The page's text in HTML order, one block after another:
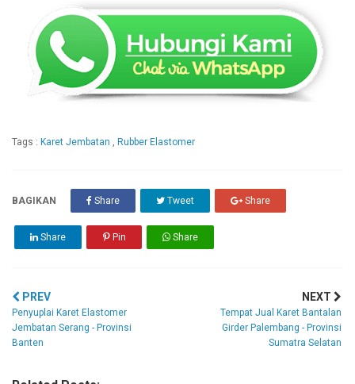
Tags : Karet Jembatan , Rubber Elastomer
BAGIKAN Share Tweet Share
Share Pin Share
PREV
Penyuplai Karet Elastomer
Jembatan Serang - Provinsi
Banten
NEXT
Tempat Jual Karet Bantalan
Girder Palembang - Provinsi
Sumatra Selatan